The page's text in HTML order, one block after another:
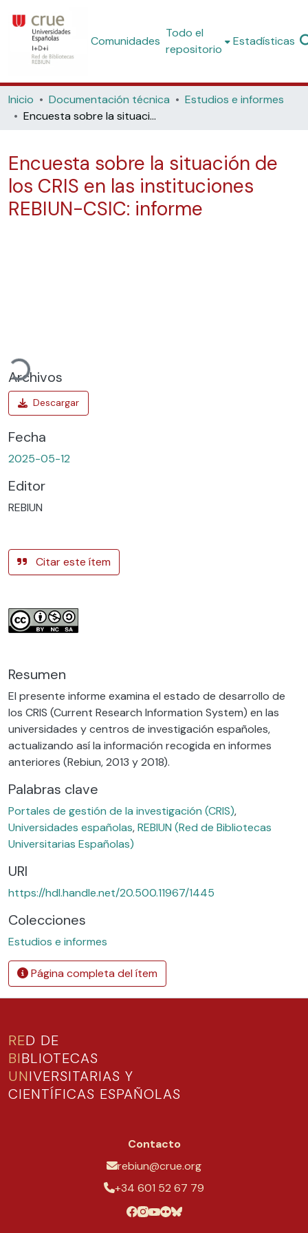
Comunidades
Todo el
repositorio
Estadísticas
Inicio Documentación técnica
Estudios e informes
Encuesta sobre la situación de los CRIS en las instituciones REBIUN-CSIC: informe
Encuesta sobre la situación de
los CRIS en las instituciones
REBIUN-CSIC: informe
Archivos
Fecha
2025-05-12
Editor
REBIUN
Citar este ítem
Resumen
El presente informe examina el estado de desarrollo de
los CRIS (Current Research Information System) en las
universidades y centros de investigación españoles,
actualizando así la información recogida en informes
anteriores (Rebiun, 2013 y 2018).
Palabras clave
Portales de gestión de la investigación (CRIS),
Universidades españolas,REBIUN (Red de Bibliotecas
Universitarias Españolas)
URI
https://hdl.handle.net/20.500.11967/1445
Colecciones
Estudios e informes
Página completa del ítem
RED DE
BIBLIOTECAS
UNIVERSITARIAS Y
CIENTÍFICAS ESPAÑOLAS
Contacto
rebiun@crue.org
+34 601 52 67 79